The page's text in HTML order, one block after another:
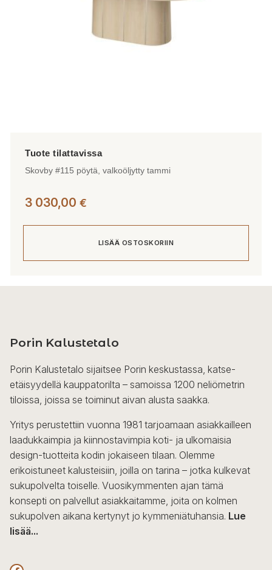
Skovby #115 pöytä, valkoöljytty tammi
3 030,00 €
LISÄÄ OSTOSKORIIN
Porin Kalustetalo
Porin Kalustetalo sijaitsee Porin keskustassa, katse-
etäisyydellä kauppatorilta – samoissa 1200 neliömetrin
tiloissa, joissa se toiminut aivan alusta saakka.
Yritys perustettiin vuonna 1981 tarjoamaan asiakkailleen
laadukkaimpia ja kiinnostavimpia koti- ja ulkomaisia
design-tuotteita kodin jokaiseen tilaan. Olemme
erikoistuneet kalusteisiin, joilla on tarina – jotka kulkevat
sukupolvelta toiselle. Vuosikymmenten ajan tämä
konsepti on palvellut asiakkaitamme, joita on kolmen
sukupolven aikana kertynyt jo kymmeniätuhansia. Lue
lisää...